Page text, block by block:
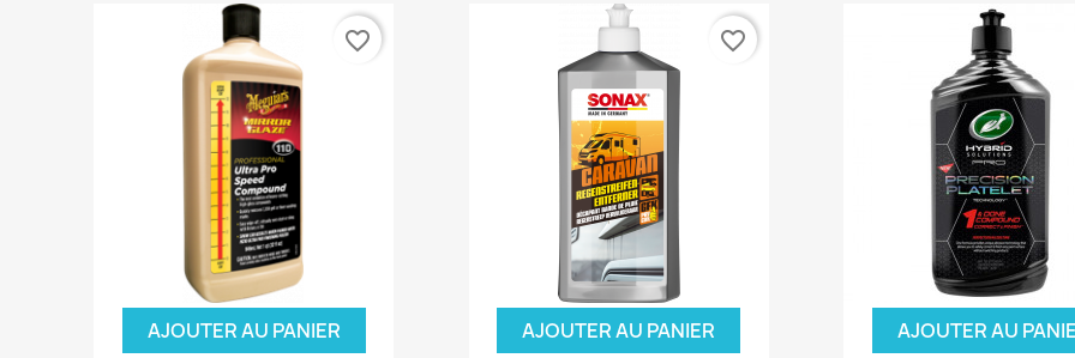
AJOUTER AU PANIER
favorite_border
AJOUTER AU PANIER
favorite_border
AJOUTER AU